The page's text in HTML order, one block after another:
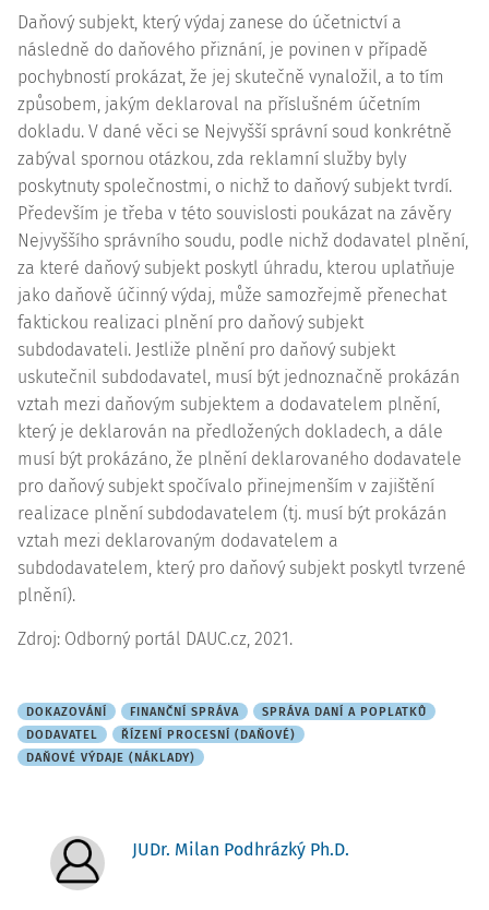
Daňový subjekt, který výdaj zanese do účetnictví a
následně do daňového přiznání, je povinen v případě
pochybností prokázat, že jej skutečně vynaložil, a to tím
způsobem, jakým deklaroval na příslušném účetním
dokladu. V dané věci se Nejvyšší správní soud konkrétně
zabýval spornou otázkou, zda reklamní služby byly
poskytnuty společnostmi, o nichž to daňový subjekt tvrdí.
Především je třeba v této souvislosti poukázat na závěry
Nejvyššího správního soudu, podle nichž dodavatel plnění,
za které daňový subjekt poskytl úhradu, kterou uplatňuje
jako daňově účinný výdaj, může samozřejmě přenechat
faktickou realizaci plnění pro daňový subjekt
subdodavateli. Jestliže plnění pro daňový subjekt
uskutečnil subdodavatel, musí být jednoznačně prokázán
vztah mezi daňovým subjektem a dodavatelem plnění,
který je deklarován na předložených dokladech, a dále
musí být prokázáno, že plnění deklarovaného dodavatele
pro daňový subjekt spočívalo přinejmenším v zajištění
realizace plnění subdodavatelem (tj. musí být prokázán
vztah mezi deklarovaným dodavatelem a
subdodavatelem, který pro daňový subjekt poskytl tvrzené
plnění).
Zdroj: Odborný portál DAUC.cz, 2021.
DOKAZOVÁNÍ FINANČNÍ SPRÁVA
SPRÁVA DANÍ A POPLATKŮ
DODAVATEL
ŘÍZENÍ PROCESNÍ (DAŇOVÉ)
DAŇOVÉ VÝDAJE (NÁKLADY)
JUDr. Milan Podhrázký Ph.D.